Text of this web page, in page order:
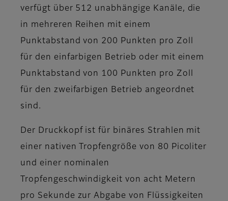
verfügt über 512 unabhängige Kanäle, die
in mehreren Reihen mit einem
Punktabstand von 200 Punkten pro Zoll
für den einfarbigen Betrieb oder mit einem
Punktabstand von 100 Punkten pro Zoll
für den zweifarbigen Betrieb angeordnet
sind.
Der Druckkopf ist für binäres Strahlen mit
einer nativen Tropfengröße von 80 Picoliter
und einer nominalen
Tropfengeschwindigkeit von acht Metern
pro Sekunde zur Abgabe von Flüssigkeiten